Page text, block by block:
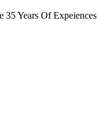
35 Years Of Expeiences